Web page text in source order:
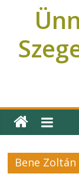
Bene Zoltán